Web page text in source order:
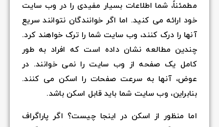
مطمئناً، شما اطلاعات بسیار مفیدی را در وب سایت
خود ارائه می کنید. اما اگر خوانندگان نتوانند سریع
آنها را درک کنند، وب سایت شما را ترک خواهند کرد.
چندین مطالعه نشان داده است که افراد به طور
کامل یک صفحه از وب سایت را نمی خوانند. در
عوض، آنها به سرعت صفحات را اسکن می کنند.
بنابراین، وب سایت شما باید قابل اسکن باشد.
اما منظور از اسکن در اینجا چیست؟ اگر پاراگراف